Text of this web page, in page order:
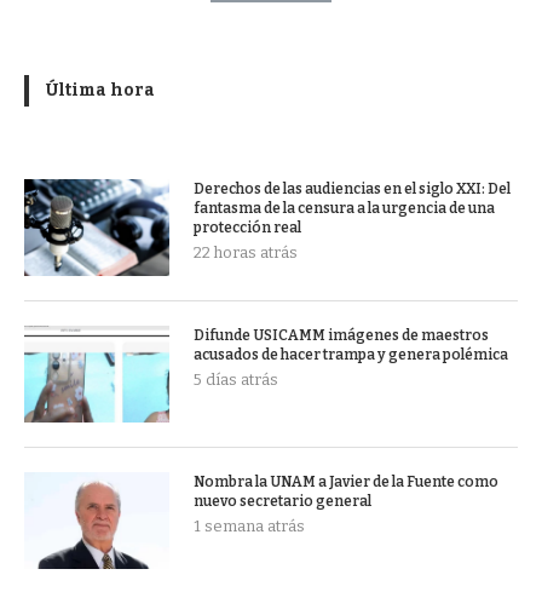
Última hora
Derechos de las audiencias en el siglo XXI: Del
fantasma de la censura a la urgencia de una
protección real
22 horas atrás
Difunde USICAMM imágenes de maestros
acusados de hacer trampa y genera polémica
5 días atrás
Nombra la UNAM a Javier de la Fuente como
nuevo secretario general
1 semana atrás